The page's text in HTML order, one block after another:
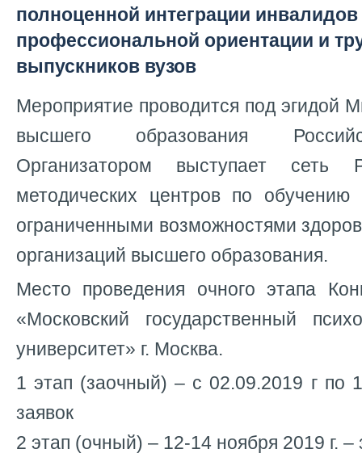
полноценной интеграции
профессиональной ориентации и
выпускников вузов
Мероприятие проводится под эгидой
высшего образования
Организатором выступает сеть
методических центров по
ограниченными возможностями
организаций высшего образования.
Место проведения очного этапа
«Московский государственный
университет» г. Москва.
1 этап (заочный) – с 02.09.2019 г по
заявок
2 этап (очный) – 12-14 ноября 2019 г. –